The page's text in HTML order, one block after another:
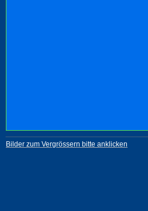
Bilder zum Vergrössern bitte anklicken